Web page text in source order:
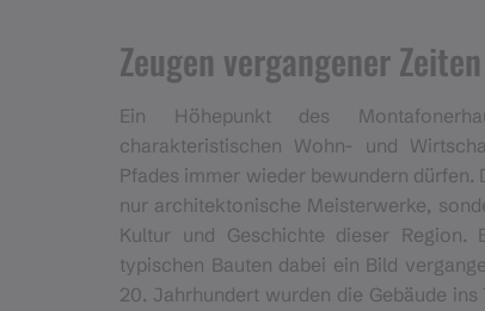
Zeugen vergangener Zeiten
Ein Höhepunkt des
charakteristischen Wohn- und
Pfades immer wieder bewundern
nur architektonische Meisterwerke,
Kultur und Geschichte dieser Region.
typischen Bauten dabei ein Bild
20. Jahrhundert wurden die Gebäude